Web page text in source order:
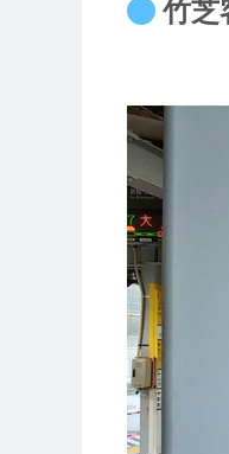
竹芝